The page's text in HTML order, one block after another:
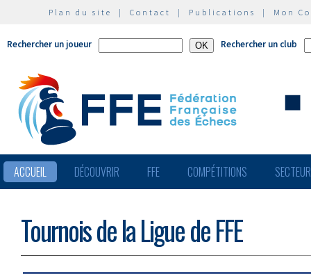
Plan du site | Contact | Publications | Mon
Rechercher un joueur Rechercher un club
ACCUEIL DÉCOUVRIR FFE COMPÉTITIONS
Tournois de la Ligue de FFE